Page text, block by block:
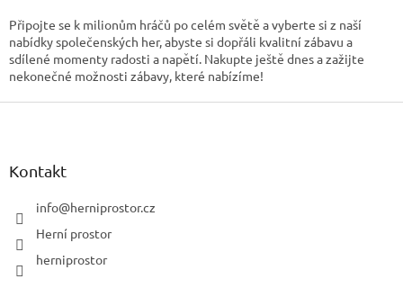
u
Připojte se k milionům hráčů po celém světě a vyberte si z naší
nabídky společenských her, abyste si dopřáli kvalitní zábavu a
sdílené momenty radosti a napětí. Nakupte ještě dnes a zažijte
nekonečné možnosti zábavy, které nabízíme!
Kontakt
info@herniprostor.cz
Herní prostor
herniprostor